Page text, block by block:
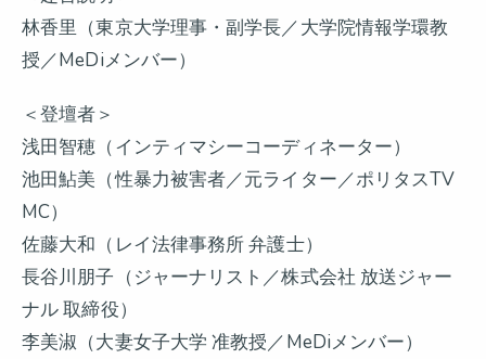
林香里（東京大学理事・副学長／大学院情報学環教
授／MeDiメンバー）
＜登壇者＞
浅田智穂（インティマシーコーディネーター）
池田鮎美（性暴力被害者／元ライター／ポリタスTV
MC）
佐藤大和（レイ法律事務所 弁護士）
長谷川朋子（ジャーナリスト／株式会社 放送ジャー
ナル 取締役）
李美淑（大妻女子大学 准教授／MeDiメンバー）